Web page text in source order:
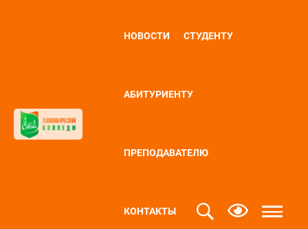
НОВОСТИ СТУДЕНТУ
АБИТУРИЕНТУ
ПРЕПОДАВАТЕЛЮ
КОНТАКТЫ